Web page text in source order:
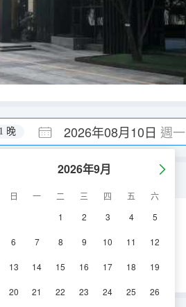
2026年08月10日 週一
1 晚
2026年9月
日 一 二 三 四 五
六
1
2 3 4 5
6 7 8 9 10 11 12
13 14 15 16 17 18 19
20 21 22 23 24 25 26
空調 冰箱